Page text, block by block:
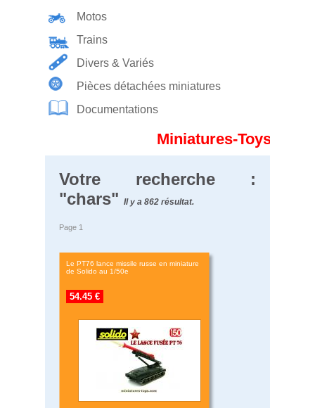
Motos
Trains
Divers & Variés
Pièces détachées miniatures
Documentations
Miniatures-Toys est
Votre recherche :
"chars" Il y a 862 résultat.
Page 1
Le PT76 lance missile russe en miniature
de Solido au 1/50e
54.45 €